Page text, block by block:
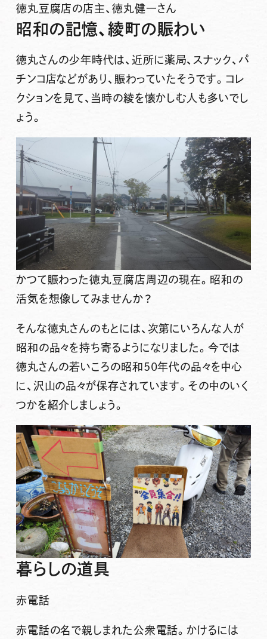
徳丸豆腐店の店主、徳丸健一さん
昭和の記憶、綾町の賑わい
徳丸さんの少年時代は、近所に薬局、スナック、パ
チンコ店などがあり、賑わっていたそうです。コレ
クションを見て、当時の綾を懐かしむ人も多いでし
ょう。
かつて賑わった徳丸豆腐店周辺の現在。昭和の
活気を想像してみませんか？
そんな徳丸さんのもとには、次第にいろんな人が
昭和の品々を持ち寄るようになりました。今では
徳丸さんの若いころの昭和50年代の品々を中心
に、沢山の品々が保存されています。その中のいく
つかを紹介しましょう。
暮らしの道具
赤電話
赤電話の名で親しまれた公衆電話。かけるには